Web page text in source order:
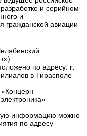
и серийном
и
гражданской авиации
по адресу: г.
в Тирасполе
информацию можно
по адресу